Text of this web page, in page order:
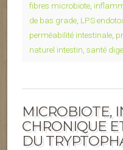
fibres microbiote
de bas grade LPS
perméabilité intestinale
naturel intestin santé
MICROBIOTE,
CHRONIQUE
DU